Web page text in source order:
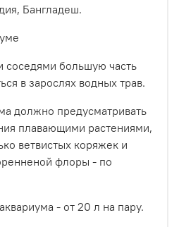
Бангладеш.
соседями большую часть
в зарослях водных трав.
должно предусматривать
плавающими растениями,
ветвистых коряжек и
флоры - по
- от 20 л на пару.